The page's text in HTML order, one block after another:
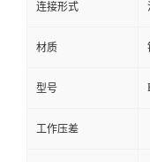
连接形式
材质
型号
工作压差